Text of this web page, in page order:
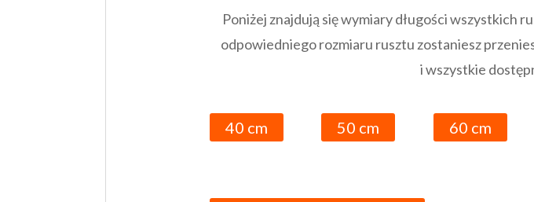
Poniżej znajdują się wymiary długości wszystkich
odpowiedniego rozmiaru rusztu zostaniesz
i wszystkie
40 cm 50 cm 60 cm